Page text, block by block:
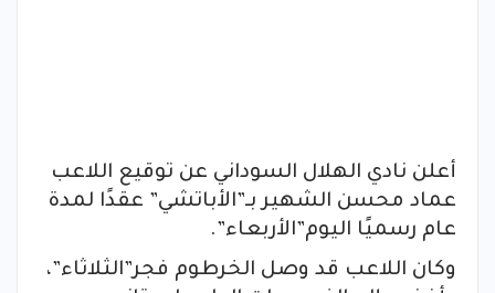
أعلن نادي الهلال السوداني عن توقيع اللاعب
عماد محسن الشهير بـ”الأباتشي” عقدًا لمدة
عام رسميًا اليوم”الأربعاء”.
وكان اللاعب قد وصل الخرطوم فجر”الثلاثاء”،